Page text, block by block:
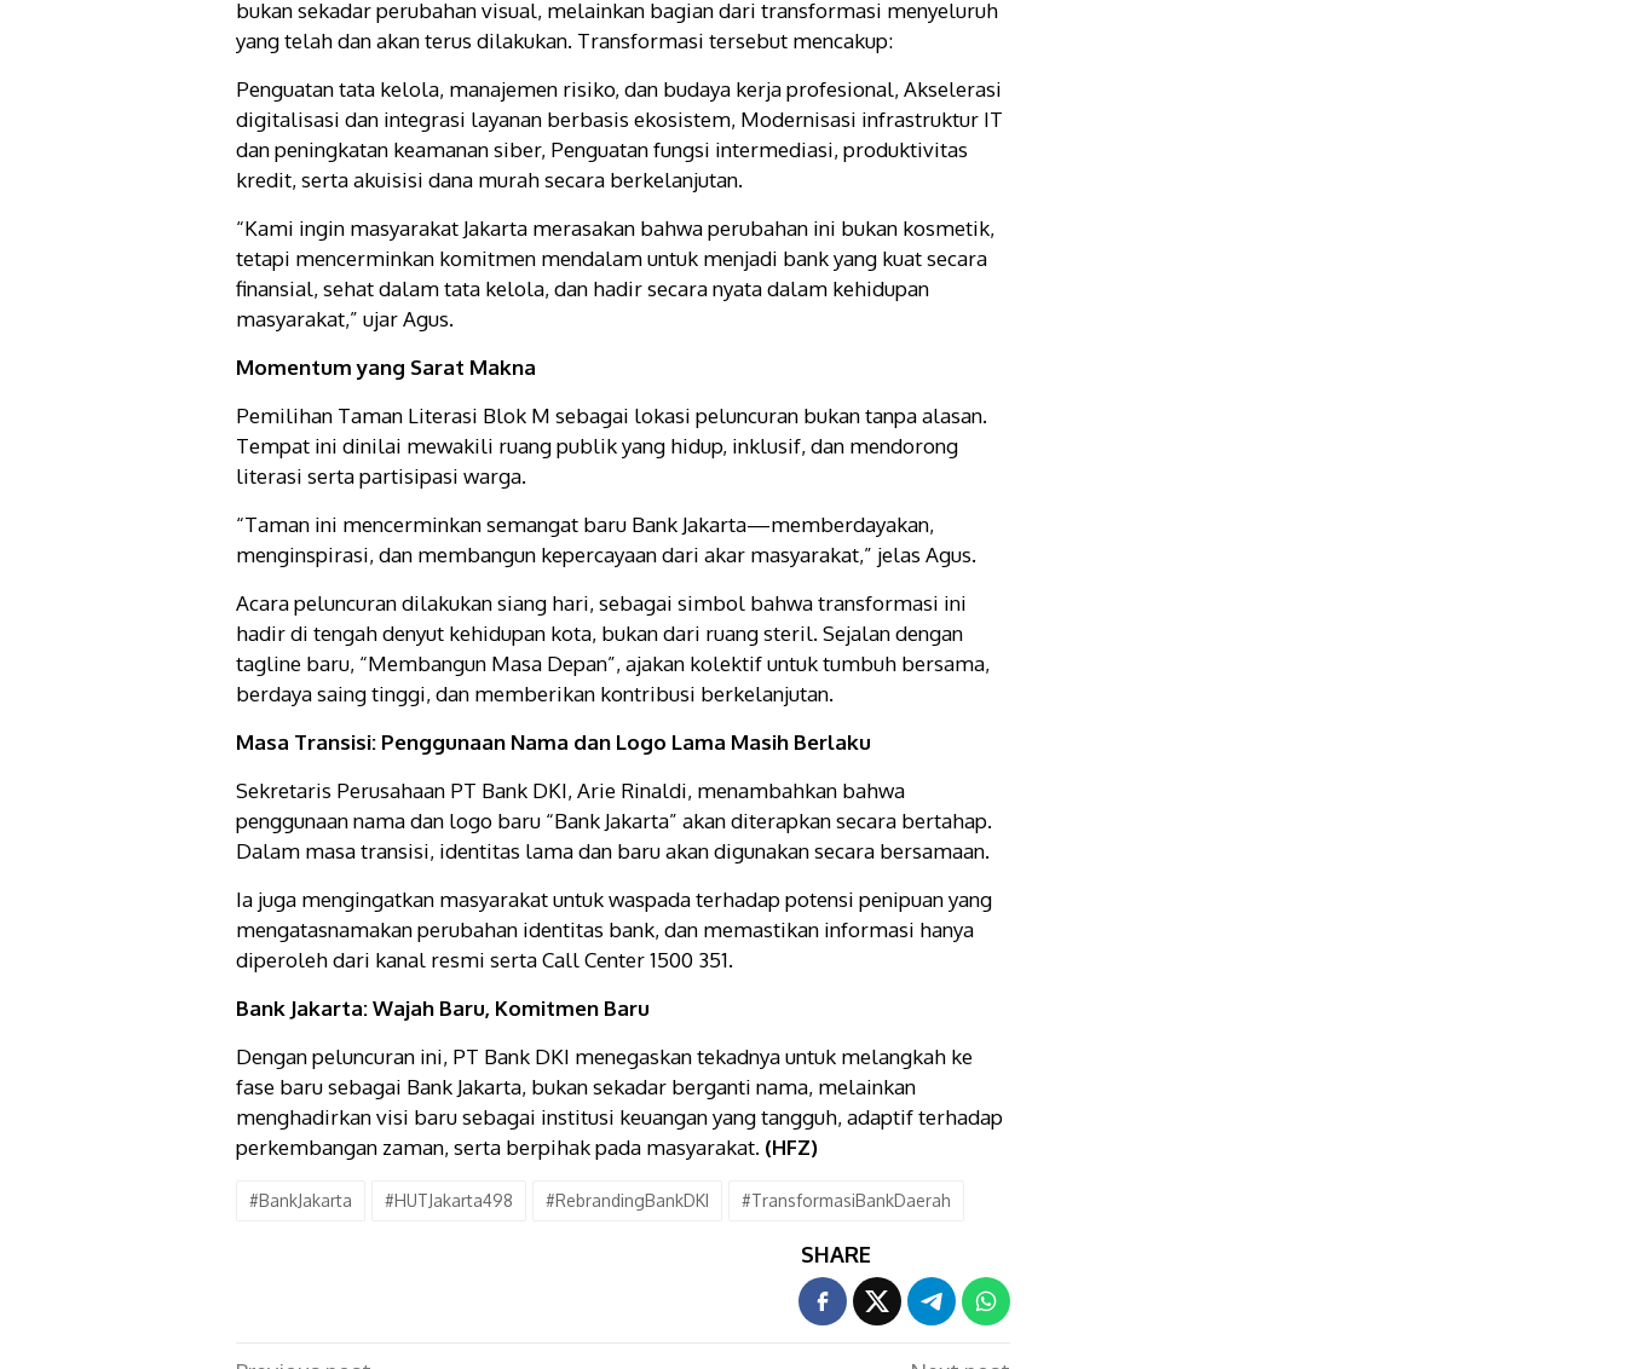
bukan sekadar perubahan visual, melainkan bagian dari transformasi menyeluruh
yang telah dan akan terus dilakukan. Transformasi tersebut mencakup:
Penguatan tata kelola, manajemen risiko, dan budaya kerja profesional, Akselerasi
digitalisasi dan integrasi layanan berbasis ekosistem, Modernisasi infrastruktur IT
dan peningkatan keamanan siber, Penguatan fungsi intermediasi, produktivitas
kredit, serta akuisisi dana murah secara berkelanjutan.
“Kami ingin masyarakat Jakarta merasakan bahwa perubahan ini bukan kosmetik,
tetapi mencerminkan komitmen mendalam untuk menjadi bank yang kuat secara
finansial, sehat dalam tata kelola, dan hadir secara nyata dalam kehidupan
masyarakat,” ujar Agus.
Momentum yang Sarat Makna
Pemilihan Taman Literasi Blok M sebagai lokasi peluncuran bukan tanpa alasan.
Tempat ini dinilai mewakili ruang publik yang hidup, inklusif, dan mendorong
literasi serta partisipasi warga.
“Taman ini mencerminkan semangat baru Bank Jakarta—memberdayakan,
menginspirasi, dan membangun kepercayaan dari akar masyarakat,” jelas Agus.
Acara peluncuran dilakukan siang hari, sebagai simbol bahwa transformasi ini
hadir di tengah denyut kehidupan kota, bukan dari ruang steril. Sejalan dengan
tagline baru, “Membangun Masa Depan”, ajakan kolektif untuk tumbuh bersama,
berdaya saing tinggi, dan memberikan kontribusi berkelanjutan.
Masa Transisi: Penggunaan Nama dan Logo Lama Masih Berlaku
Sekretaris Perusahaan PT Bank DKI, Arie Rinaldi, menambahkan bahwa
penggunaan nama dan logo baru “Bank Jakarta” akan diterapkan secara bertahap.
Dalam masa transisi, identitas lama dan baru akan digunakan secara bersamaan.
Ia juga mengingatkan masyarakat untuk waspada terhadap potensi penipuan yang
mengatasnamakan perubahan identitas bank, dan memastikan informasi hanya
diperoleh dari kanal resmi serta Call Center 1500 351.
Bank Jakarta: Wajah Baru, Komitmen Baru
Dengan peluncuran ini, PT Bank DKI menegaskan tekadnya untuk melangkah ke
fase baru sebagai Bank Jakarta, bukan sekadar berganti nama, melainkan
menghadirkan visi baru sebagai institusi keuangan yang tangguh, adaptif terhadap
perkembangan zaman, serta berpihak pada masyarakat. (HFZ)
#BankJakarta #HUTJakarta498 #RebrandingBankDKI #TransformasiBankDaerah
SHARE